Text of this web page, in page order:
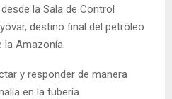
la Sala de Control
destino final del petróleo
la Amazonía.
y responder de manera
en la tubería.